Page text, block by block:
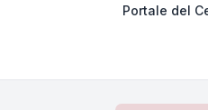
Portale del